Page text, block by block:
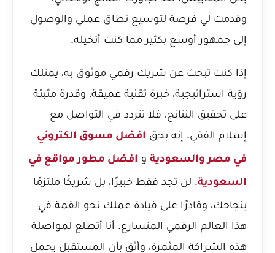
وقدمت لي فرصة لتوسيع نطاق عملي والوصول
إلى جمهور أوسع بكثير مما كنت أتخيله.
إذا كنت تبحث عن شريك رقمي موثوق به، يمتلك
رؤية استراتيجية، خبرة تقنية عميقة، وقدرة مثبتة
على تحقيق النتائج، فلا تتردد في التواصل مع
إسلام الفقي. إنه بحق افضل مسوق الكتروني
في مصر والسعودية و افضل مطور مواقع في
السعودية. لن تجد فقط خبيرًا، بل شريكًا ملتزمًا
بنجاحك، وقادرًا على قيادة عملك نحو القمة في
هذا العالم الرقمي المتسارع. أنا أتطلع لمواصلة
هذه الشراكة المثمرة، وأثق بأن المستقبل يحمل